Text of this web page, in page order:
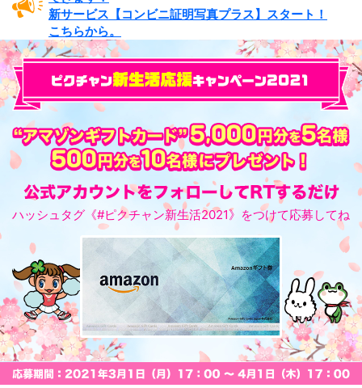
新サービス 【コンビニ証明写真プラス】
スタート！
こちらから。
ハッシュタグ《#ピクチャン新生活2021》 をつけて応募してね